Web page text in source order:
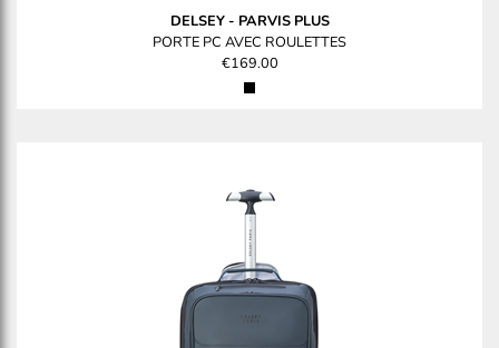
DELSEY- PARVIS PLUS
PORTE PC AVEC ROULETTES
€169.00